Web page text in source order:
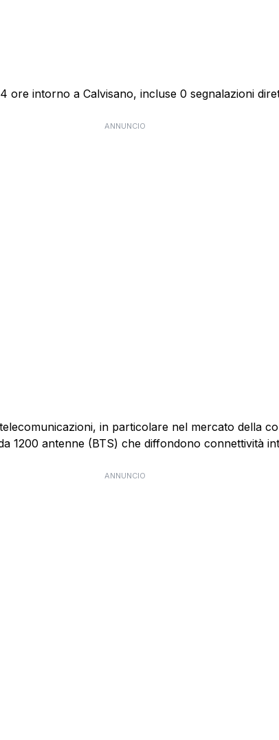
ore intorno a Calvisano, incluse 0 segnalazioni
ANNUNCIO
in particolare nel mercato della
1200 antenne (BTS) che diffondono connettività
ANNUNCIO